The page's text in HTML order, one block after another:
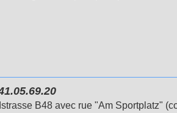
B48 avec rue "Am Sportplatz"